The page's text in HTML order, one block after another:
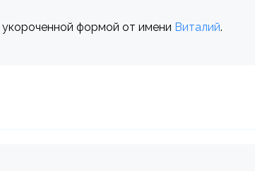
формой от имени Виталий.